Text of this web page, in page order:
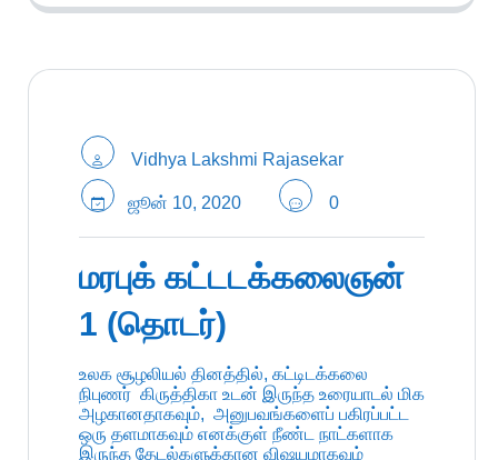
Vidhya Lakshmi Rajasekar
ஜூன் 10, 2020 0
மரபுக் கட்டடக்கலைஞன்
1 (தொடர்)
உலக சூழலியல் தினத்தில், கட்டிடக்கலை
நிபுணர் கிருத்திகா உடன் இருந்த உரையாடல் மிக
அழகானதாகவும், அனுபவங்களைப் பகிரப்பட்ட
ஒரு தளமாகவும் எனக்குள் நீண்ட நாட்களாக
இருந்த தேடல்களுக்கான விஷயமாகவும்